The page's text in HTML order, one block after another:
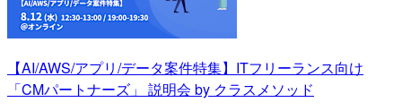
【AI/AWS/アプリ/データ案件特集】ITフリーランス向け
「CMパートナーズ」 説明会 by クラスメソッド